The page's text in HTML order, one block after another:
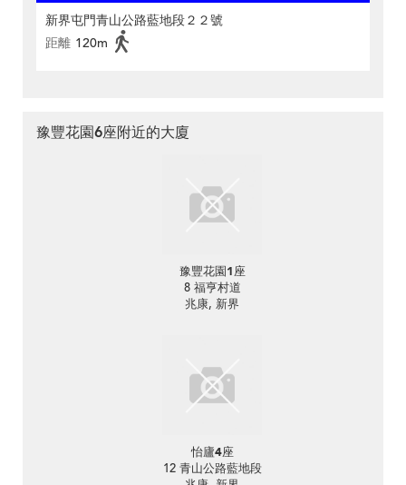
新界屯門青山公路藍地段２２號
距離 120m
豫豐花園6座附近的大廈
豫豐花園1座
8 福亨村道
兆康, 新界
怡廬4座
12 青山公路藍地段